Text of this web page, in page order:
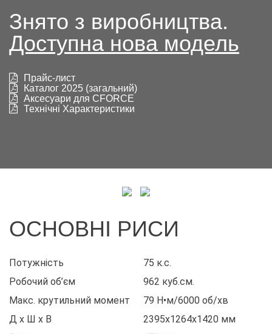
Знято з виробництва.
Доступна нова модель
Прайс-лист
Каталог 2025 (загальний)
Аксесуари для CFORCE
Технічні Характеристики
ОСНОВНІ РИСИ
Потужність
75 к.с.
Робочий об’єм
962 куб.см.
Макс. крутильний момент
79 Н•м/6000 об/хв
Д х Ш х В
2395x1264x1420 мм